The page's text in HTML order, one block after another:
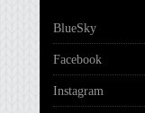
BlueSky
Facebook
Instagram